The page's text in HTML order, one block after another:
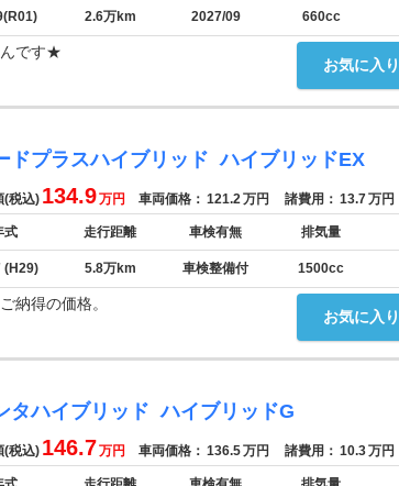
2.6万km 2027/09 660cc
お気に入
んです★
ドプラスハイブリッド ハイブリッドEX
(税込) 134.9万円 車両価格： 121.2万円 諸費用： 13.7万円
式 走行距離 車検有無 排気量
(H29) 5.8万km 車検整備付 1500cc
お気に入
納得の価格。
タハイブリッド ハイブリッドG
(税込) 146.7万円 車両価格： 136.5万円 諸費用： 10.3万円